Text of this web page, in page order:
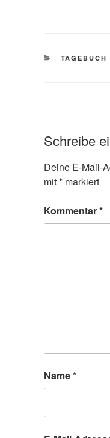
TAGEBUCH
Schreibe
Deine E-Mail-
mit* markiert
Kommentar*
Name*